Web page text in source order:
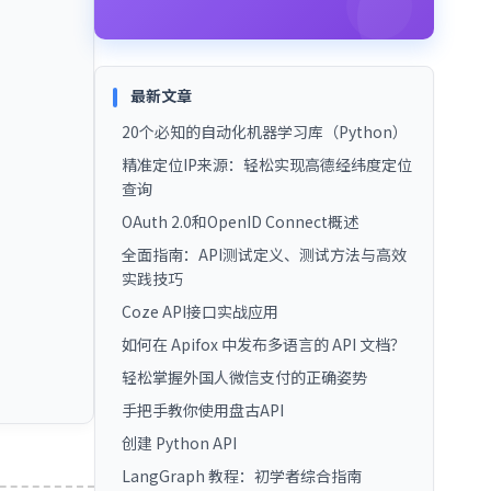
最新文章
20个必知的自动化机器学习库（Python）
精准定位IP来源：轻松实现高德经纬度定位
查询
OAuth 2.0和OpenID Connect概述
全面指南：API测试定义、测试方法与高效
实践技巧
Coze API接口实战应用
如何在 Apifox 中发布多语言的 API 文档？
轻松掌握外国人微信支付的正确姿势
手把手教你使用盘古API
创建 Python API
LangGraph 教程：初学者综合指南